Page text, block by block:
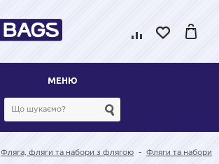
МЕНЮ
Фляга, фляги та набори з флягою - Фляги та набори